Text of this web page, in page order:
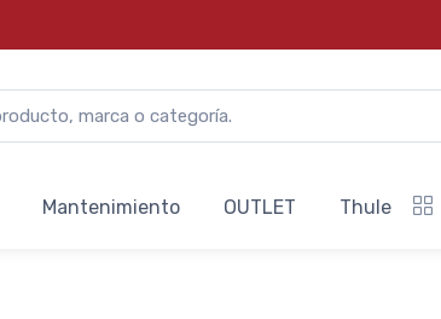
Mantenimiento OUTLET Thule